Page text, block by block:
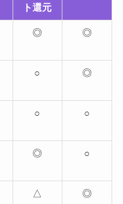
ト還元
◎ ◎
○ ◎
○ ○
◎ ○
△ ◎